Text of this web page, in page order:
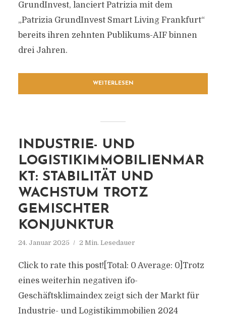
GrundInvest, lanciert Patrizia mit dem
„Patrizia GrundInvest Smart Living Frankfurt“
bereits ihren zehnten Publikums-AIF binnen
drei Jahren.
WEITERLESEN
INDUSTRIE- UND
LOGISTIKIMMOBILIENMAR
KT: STABILITÄT UND
WACHSTUM TROTZ
GEMISCHTER
KONJUNKTUR
24. Januar 2025 2 Min. Lesedauer
Click to rate this post![Total: 0 Average: 0]Trotz
eines weiterhin negativen ifo-
Geschäftsklimaindex zeigt sich der Markt für
Industrie- und Logistikimmobilien 2024